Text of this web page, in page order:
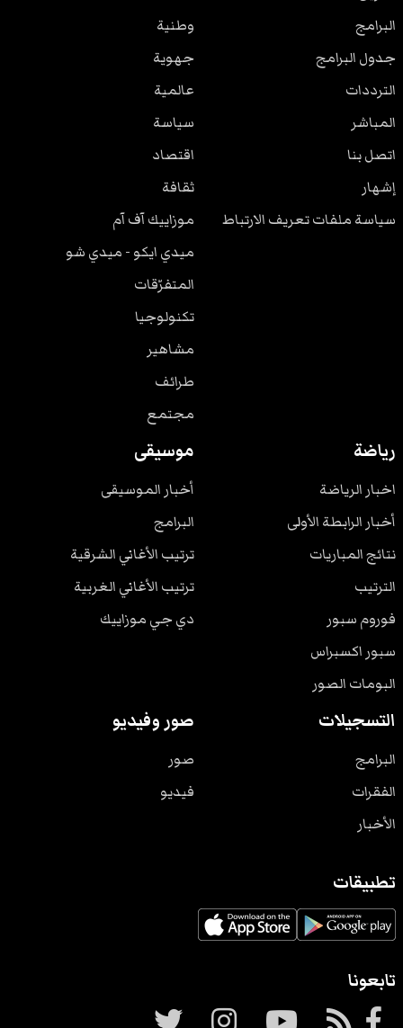
البرامج
جدول البرامج
الترددات
المباشر
اتصل بنا
إشهار
سياسة ملفات تعريف الارتباط
وطنية
جهوية
عالمية
سياسة
اقتصاد
ثقافة
موزاييك آف آم
ميدي ايكو - ميدي شو
المتفرّقات
تكنولوجيا
مشاهير
طرائف
مجتمع
رياضة
اخبار الرياضة
أخبار الرابطة الأولى
نتائج المباريات
الترتيب
فوروم سبور
سبور اكسبراس
البومات الصور
موسيقى
أخبار الموسيقى
البرامج
ترتيب الأغاني الشرقية
ترتيب الأغاني الغربية
دي جي موزاييك
التسجيلات
البرامج
الفقرات
الأخبار
صور وفيديو
صور
فيديو
تطبيقات
تابعونا